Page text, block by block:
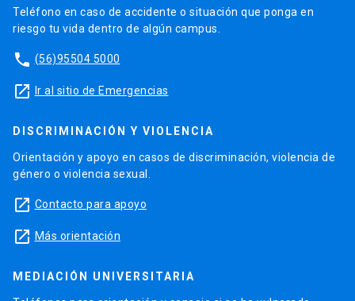
Teléfono en caso de accidente o situación que ponga en
riesgo tu vida dentro de algún campus.
phone (56)95504 5000
launch Ir al sitio de Emergencias
DISCRIMINACIÓN Y VIOLENCIA
Orientación y apoyo en casos de discriminación, violencia de
género o violencia sexual.
launch Contacto para apoyo
launch Más orientación
MEDIACIÓN UNIVERSITARIA